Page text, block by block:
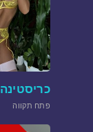
כריסטינה
פתח תקווה